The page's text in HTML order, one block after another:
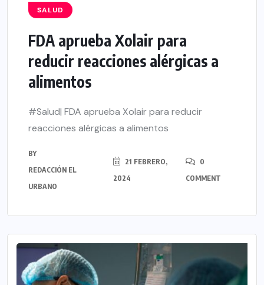
SALUD
FDA aprueba Xolair para
reducir reacciones alérgicas a
alimentos
#Salud| FDA aprueba Xolair para reducir
reacciones alérgicas a alimentos
BY
REDACCIÓN EL
URBANO
21 FEBRERO,
2024
0
COMMENT